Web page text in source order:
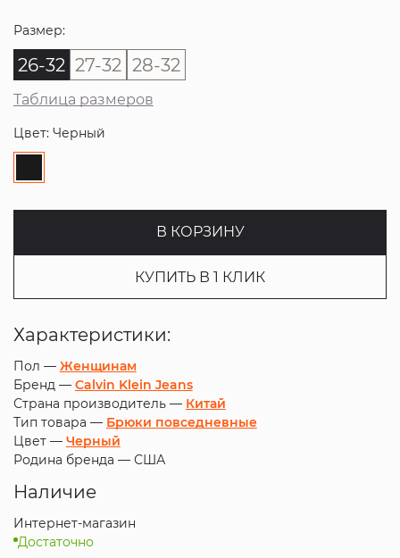
Размер:
26-32 27-32 28-32
Таблица размеров
Цвет: Черный
В КОРЗИНУ
КУПИТЬ В 1 КЛИК
Характеристики:
Пол — Женщинам
Бренд — Calvin Klein Jeans
Страна производитель — Китай
Тип товара — Брюки повседневные
Цвет — Черный
Родина бренда — США
Наличие
Интернет-магазин
Достаточно